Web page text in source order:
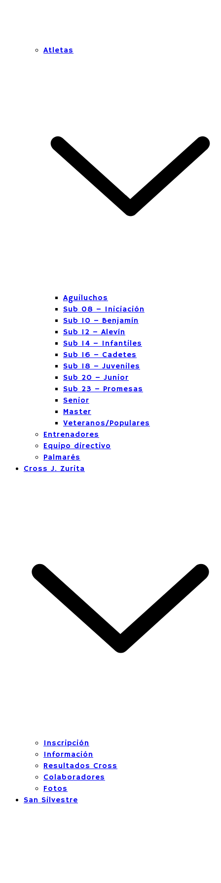
Atletas
Aguiluchos
Sub 08 – Iniciación
Sub 10 – Benjamín
Sub 12 – Alevín
Sub 14 – Infantiles
Sub 16 – Cadetes
Sub 18 – Juveniles
Sub 20 – Junior
Sub 23 – Promesas
Senior
Master
Veteranos/Populares
Entrenadores
Equipo directivo
Palmarés
Cross J. Zurita
Inscripción
Información
Resultados Cross
Colaboradores
Fotos
San Silvestre